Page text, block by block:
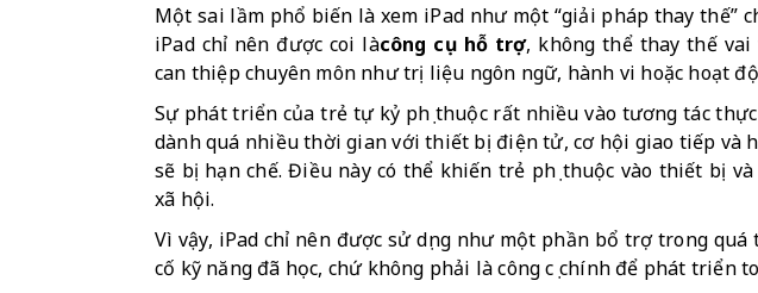
Một sai lầm phổ biến là xem iPad như một “giải pháp thay thế”
iPad chỉ nên được coi làcông cụ hỗ trợ, không thể thay thế
can thiệp chuyên môn như trị liệu ngôn ngữ, hành vi hoặc hoạt
Sự phát triển của trẻ tự kỷ phụ thuộc rất nhiều vào tương tác
dành quá nhiều thời gian với thiết bị điện tử, cơ hội giao tiếp và
sẽ bị hạn chế. Điều này có thể khiến trẻ phụ thuộc vào thiết bị
xã hội.
Vì vậy, iPad chỉ nên được sử dụng như một phần bổ trợ trong
cố kỹ năng đã học, chứ không phải là công cụ chính để phát triển